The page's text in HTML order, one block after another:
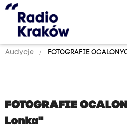
Audycje FOTOGRAFIE
FOTOGRAFIE
Lonka"